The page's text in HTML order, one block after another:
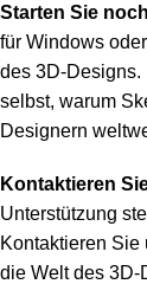
Starten Sie
für Windows
des 3D-Designs.
selbst, warum
Designern
Kontaktieren
Unterstützung
Kontaktieren Sie
die Welt des 3D-